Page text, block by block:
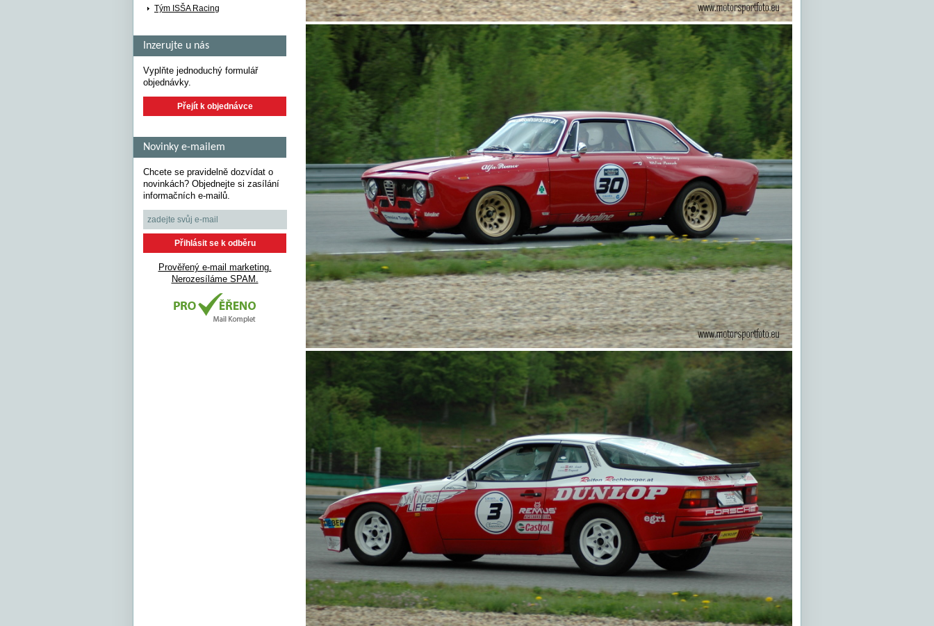
Tým ISŠA Racing
Inzerujte u nás
Vyplňte jednoduchý formulář
objednávky.
Přejít k objednávce
Novinky e-mailem
Chcete se pravidelně dozvídat o
novinkách? Objednejte si zasílání
informačních e-mailů.
Prověřený e-mail marketing.
Nerozesíláme SPAM.